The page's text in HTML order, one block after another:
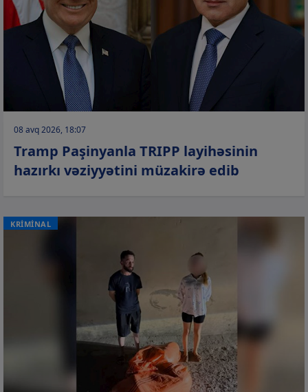
08 avq 2026, 18:07
Tramp Paşinyanla TRIPP layihəsinin
hazırkı vəziyyətini müzakirə edib
KRİMİNAL